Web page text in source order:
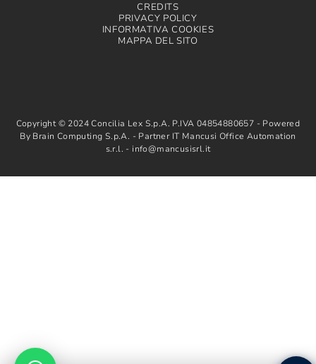
CREDITS
PRIVACY POLICY
INFORMATIVA COOKIES
MAPPA DEL SITO
Copyright © 2024 Concilia Lex S.p.A. P.IVA 04854880657 - Powered
By Brain Computing S.p.A. - Partner IT Mancusi Office Automation
s.r.l. - info@mancusisrl.it